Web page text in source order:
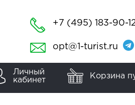
+7 (495) 183-90-
opt@1-turist.ru
Личный
кабинет
Корзина